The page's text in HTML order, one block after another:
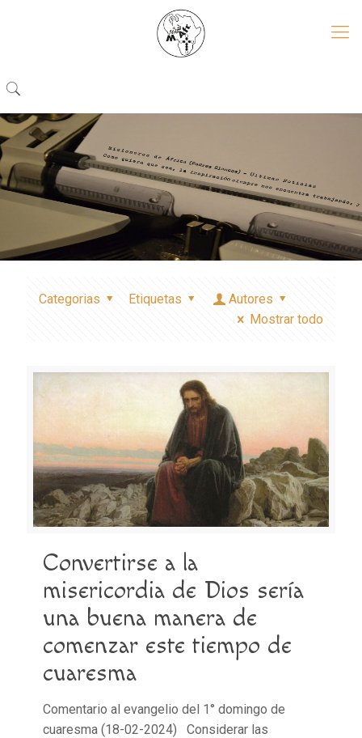
Categorias Etiquetas
Autores
Mostrar todo
Convertirse a la
misericordia de Dios sería
una buena manera de
comenzar este tiempo de
cuaresma
Comentario al evangelio del 1° domingo de
cuaresma (18-02-2024) Considerar las